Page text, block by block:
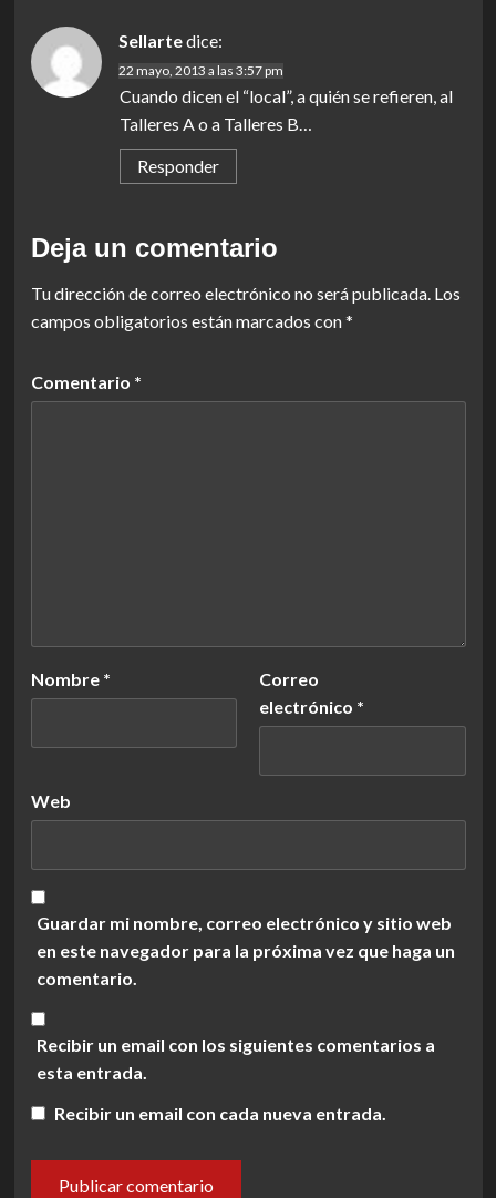
Sellartedice:
22 mayo, 2013 a las 3:57 pm
Cuando dicen el “local”, a quién se refieren, al
Talleres A o a Talleres B…
Responder
Deja un comentario
Tu dirección de correo electrónico no será publicada. Los
campos obligatorios están marcados con*
Comentario *
Nombre *
Correo
electrónico *
Web
Guardar mi nombre, correo electrónico y sitio web
en este navegador para la próxima vez que haga un
comentario.
Recibir un email con los siguientes comentarios a
esta entrada.
Recibir un email con cada nueva entrada.